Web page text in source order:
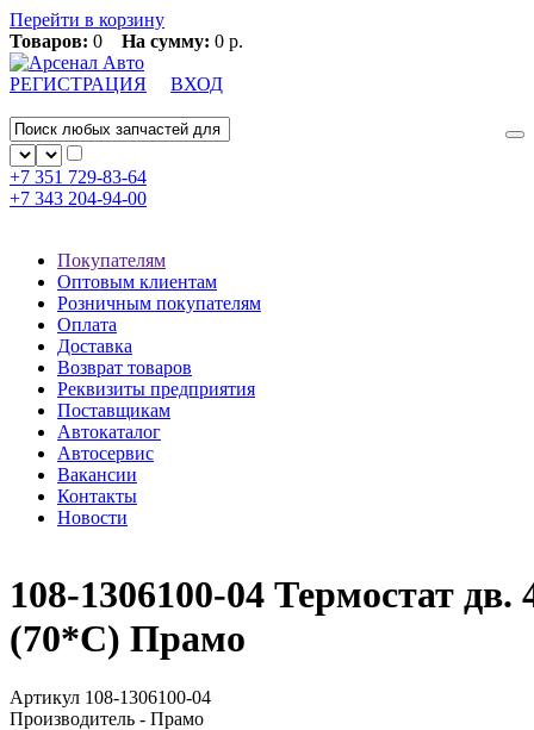
Перейти в корзину
Товаров: 0 На сумму: 0 р.
РЕГИСТРАЦИЯ ВХОД
+7 351 729-83-64
+7 343 204-94-00
Покупателям
Оптовым клиентам
Розничным покупателям
Оплата
Доставка
Возврат товаров
Реквизиты предприятия
Поставщикам
Автокаталог
Автосервис
Вакансии
Контакты
Новости
108-1306100-04 Термостат
(70*С) Прамо
Артикул 108-1306100-04
Производитель - Прамо